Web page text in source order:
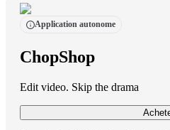
Application autonome
ChopShop
Edit video. Skip the drama